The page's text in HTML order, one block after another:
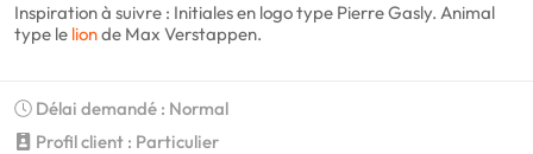
Inspiration à suivre : Initiales en logo type Pierre Gasly. Animal
type le lionde Max Verstappen.
Délai demandé : Normal
Profil client : Particulier